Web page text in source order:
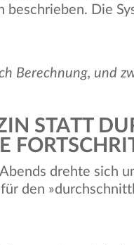
Die
Berechnung, und
STATT
drehte sich
den